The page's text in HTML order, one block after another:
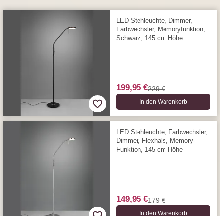
LED Stehleuchte, Dimmer,
Farbwechsler, Memoryfunktion,
Schwarz, 145 cm Höhe
199,95 €229 €
In den Warenkorb
LED Stehleuchte, Farbwechsler,
Dimmer, Flexhals, Memory-
Funktion, 145 cm Höhe
149,95 €179 €
In den Warenkorb